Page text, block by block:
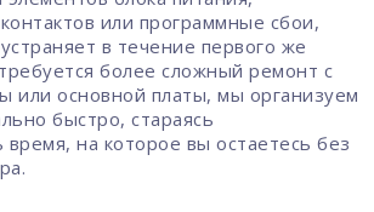
или программные сбои,
в течение первого же
более сложный ремонт с
или основной платы, мы организуем
быстро, стараясь
на которое вы остаетесь без